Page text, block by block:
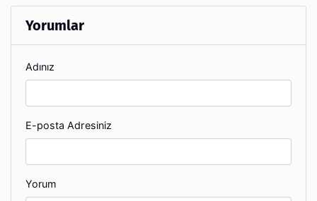
Yorumlar
Adınız
E-posta Adresiniz
Yorum